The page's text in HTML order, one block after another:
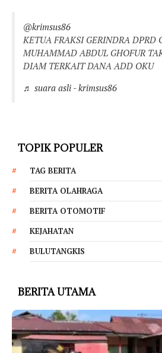
@krimsus86
KETUA FRAKSI GERINDRA DPRD
MUHAMMAD ABDUL GHOFUR
DIAM TERKAIT DANA ADD OKU
♬ suara asli - krimsus86
TOPIK POPULER
TAG BERITA
BERITA OLAHRAGA
BERITA OTOMOTIF
KEJAHATAN
BULUTANGKIS
BERITA UTAMA